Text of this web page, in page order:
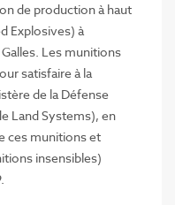
de production à haut
Explosives) à
Les munitions
satisfaire à la
de la Défense
Land Systems), en
ces munitions et
insensibles)